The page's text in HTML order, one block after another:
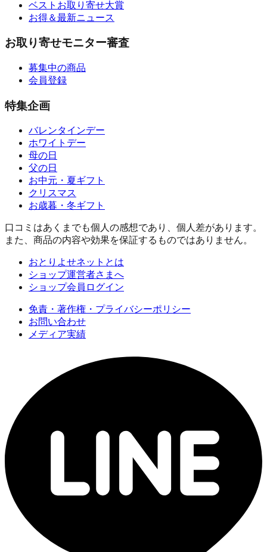
ベストお取り寄せ大賞
お得＆最新ニュース
お取り寄せモニター審査
募集中の商品
会員登録
特集企画
バレンタインデー
ホワイトデー
母の日
父の日
お中元・夏ギフト
クリスマス
お歳暮・冬ギフト
口コミはあくまでも個人の感想であり、個人差があります。
また、商品の内容や効果を保証するものではありません。
おとりよせネットとは
ショップ運営者さまへ
ショップ会員ログイン
免責・著作権・プライバシーポリシー
お問い合わせ
メディア実績